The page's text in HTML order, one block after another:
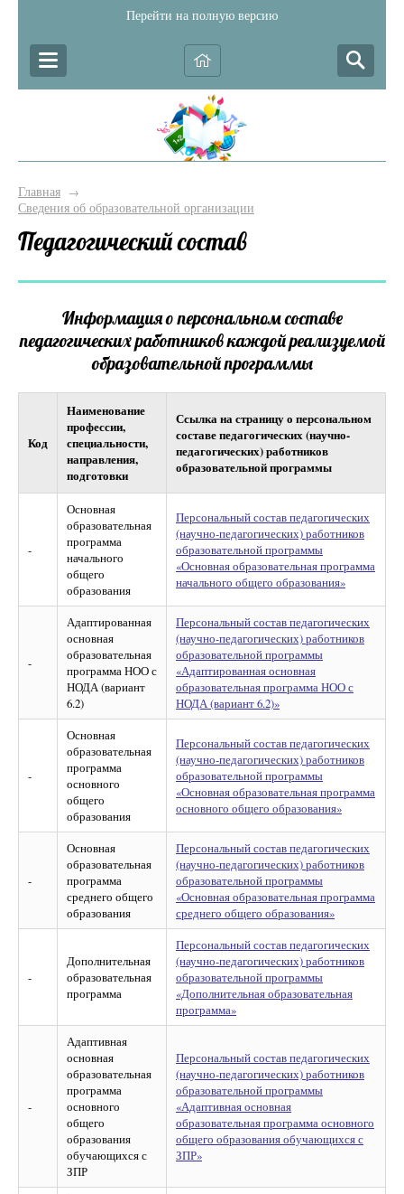
Перейти на полную версию
Главная →
Сведения об образовательной организации
Педагогический состав
Информация о персональном составе
педагогических работников каждой реализуемой
образовательной программы
Код
Наименование
профессии,
специальности,
направления,
подготовки
Ссылка на страницу о персональном
составе педагогических (научно-
педагогических) работников
образовательной программы
-
Основная
образовательная
программа
начального
общего
образования
Персональный состав педагогических
(научно-педагогических) работников
образовательной программы
«Основная образовательная программа
начального общего образования»
-
Адаптированная
основная
образовательная
программа НОО с
НОДА (вариант
6.2)
Персональный состав педагогических
(научно-педагогических) работников
образовательной программы
«Адаптированная основная
образовательная программа НОО с
НОДА (вариант 6.2)»
-
Основная
образовательная
программа
основного
общего
образования
Персональный состав педагогических
(научно-педагогических) работников
образовательной программы
«Основная образовательная программа
основного общего образования»
-
Основная
образовательная
программа
среднего общего
образования
Персональный состав педагогических
(научно-педагогических) работников
образовательной программы
«Основная образовательная программа
среднего общего образования»
-
Дополнительная
образовательная
программа
Персональный состав педагогических
(научно-педагогических) работников
образовательной программы
«Дополнительная образовательная
программа»
-
Адаптивная
основная
образовательная
программа
основного
общего
образования
обучающихся с
ЗПР
Персональный состав педагогических
(научно-педагогических) работников
образовательной программы
«Адаптивная основная
образовательная программа основного
общего образования обучающихся с
ЗПР»